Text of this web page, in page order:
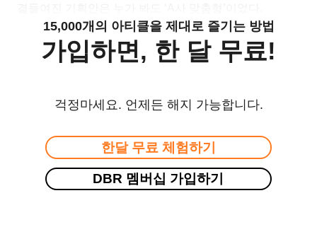
15,000개의 아티클을 제대로 즐기는 방법
가입하면, 한 달 무료!
걱정마세요. 언제든 해지 가능합니다.
한달 무료 체험하기
DBR 멤버십 가입하기